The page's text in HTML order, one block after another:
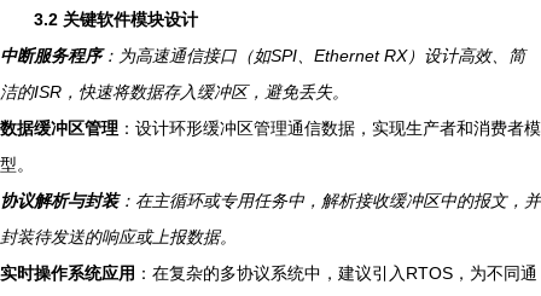
3.2 关键软件模块设计
中断服务程序：为高速通信接口（如SPI、Ethernet RX）设计高效、简
洁的ISR，快速将数据存入缓冲区，避免丢失。
数据缓冲区管理 ：设计环形缓冲区管理通信数据，实现生产者和消费者模
型。
协议解析与封装：在主循环或专用任务中，解析接收缓冲区中的报文，并
封装待发送的响应或上报数据。
实时操作系统应用 ：在复杂的多协议系统中，建议引入RTOS，为不同通